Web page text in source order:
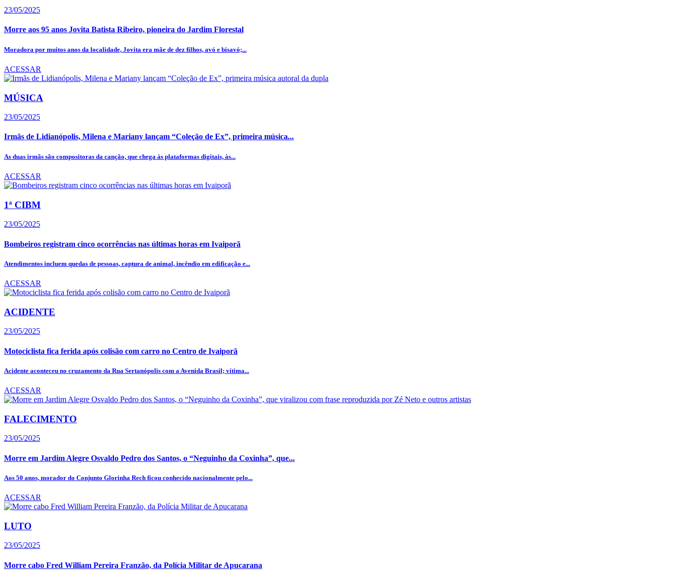
23/05/2025
Morre aos 95 anos Jovita Batista Ribeiro, pioneira do Jardim Florestal
Moradora por muitos anos da localidade, Jovita era mãe de dez filhos, avó e bisavó;...
ACESSAR
MÚSICA
23/05/2025
Irmãs de Lidianópolis, Milena e Mariany lançam “Coleção de Ex”, primeira música...
As duas irmãs são compositoras da canção, que chega às plataformas digitais, às...
ACESSAR
1ª CIBM
23/05/2025
Bombeiros registram cinco ocorrências nas últimas horas em Ivaiporã
Atendimentos incluem quedas de pessoas, captura de animal, incêndio em edificação e...
ACESSAR
ACIDENTE
23/05/2025
Motociclista fica ferida após colisão com carro no Centro de Ivaiporã
Acidente aconteceu no cruzamento da Rua Sertanópolis com a Avenida Brasil; vítima...
ACESSAR
FALECIMENTO
23/05/2025
Morre em Jardim Alegre Osvaldo Pedro dos Santos, o “Neguinho da Coxinha”, que...
Aos 50 anos, morador do Conjunto Glorinha Rech ficou conhecido nacionalmente pelo...
ACESSAR
LUTO
23/05/2025
Morre cabo Fred William Pereira Franzão, da Polícia Militar de Apucarana